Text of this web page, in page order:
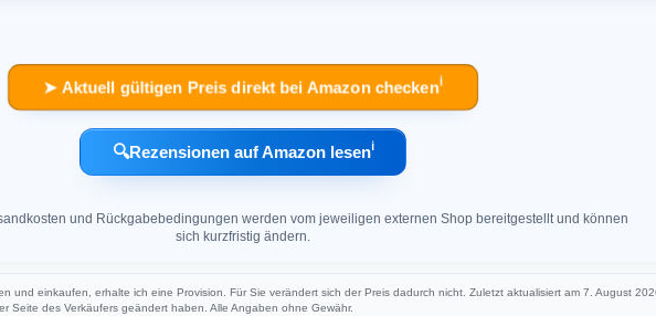
➤ Aktuell gültigen Preis direkt bei Amazon checkenℹ︎
🔍Rezensionen auf Amazon lesenℹ︎
und Rückgabebedingungen werden vom jeweiligen externen Shop bereitgestellt und können
sich kurzfristig ändern.
und einkaufen, erhalte ich eine Provision. Für Sie verändert sich der Preis dadurch nicht. Zuletzt aktualisiert am 7. August
Seite des Verkäufers geändert haben. Alle Angaben ohne Gewähr.